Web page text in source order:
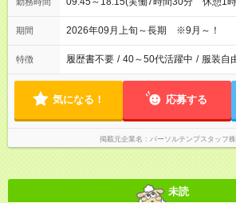
期間 2026年09月上旬～長期 ※9月～！
特徴 履歴書不要 / 40～50代活躍中 / 服装自
気になる！ 応募する
掲載元企業名 パーソルテンプスタッフ
未読